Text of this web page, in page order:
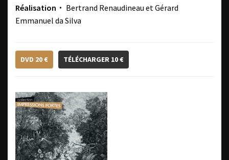
Réalisation・ Bertrand Renaudineau et Gérard
Emmanuel da Silva
DVD 20 € TÉLÉCHARGER 10 €